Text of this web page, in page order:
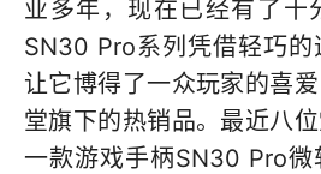
业多年，现在已经有了十
SN30 Pro系列凭借轻巧
让它博得了一众玩家的喜
堂旗下的热销品。最近八
一款游戏手柄SN30 Pro